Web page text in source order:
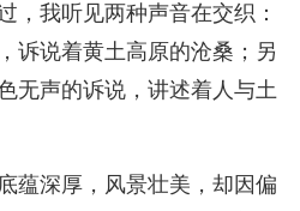
，我听见两种声音在交织：
诉说着黄土高原的沧桑；另
无声的诉说，讲述着人与土
蕴深厚，风景壮美，却因偏